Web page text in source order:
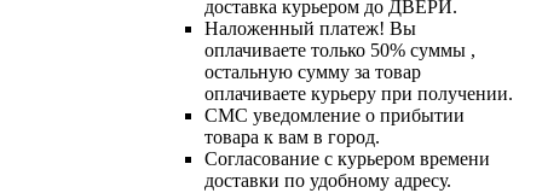
доставка курьером до ДВЕРИ.
Наложенный платеж! Вы
оплачиваете только 50% суммы ,
остальную сумму за товар
оплачиваете курьеру при получении.
СМС уведомление о прибытии
товара к вам в город.
Согласование с курьером времени
доставки по удобному адресу.